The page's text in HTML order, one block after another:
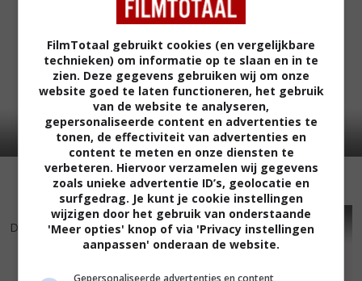
6,0
Daughters (1997) 4 ,1
FilmTotaal gebruikt cookies (en vergelijkbare
technieken) om informatie op te slaan en in te
zien. Deze gegevens gebruiken wij om onze
website goed te laten functioneren, het gebruik
van de website te analyseren,
gepersonaliseerde content en advertenties te
tonen, de effectiviteit van advertenties en
content te meten en onze diensten te
verbeteren. Hiervoor verzamelen wij gegevens
zoals unieke advertentie ID’s, geolocatie en
surfgedrag. Je kunt je cookie instellingen
wijzigen door het gebruik van onderstaande
'Meer opties' knop of via 'Privacy instellingen
aanpassen' onderaan de website.
Gepersonaliseerde advertenties en content,